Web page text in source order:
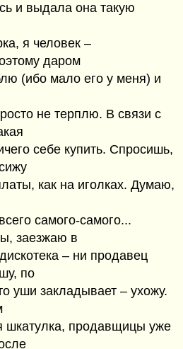
и выдала она такую
я человек –
даром
(ибо мало его у меня) и
не терплю. В связи с
себе купить. Спросишь,
как на иголках. Думаю,
самого-самого...
заезжаю в
– ни продавец
по
уши закладывает – ухожу.
шкатулка, продавщицы уже